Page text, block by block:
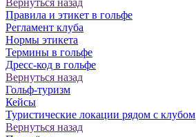
Вернуться назад
Правила и этикет в гольфе
Регламент клуба
Нормы этикета
Термины в гольфе
Дресс-код в гольфе
Вернуться назад
Гольф-туризм
Кейсы
Туристические локации рядом с клубом
Вернуться назад